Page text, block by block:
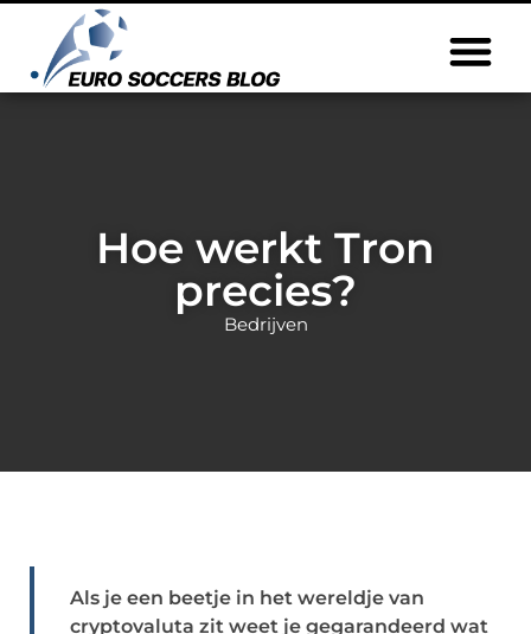
Hoe werkt Tron
precies?
Bedrijven
Als je een beetje in het wereldje van
cryptovaluta zit weet je gegarandeerd wat